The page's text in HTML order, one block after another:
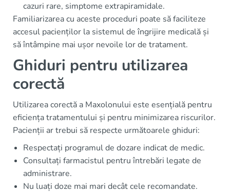
cazuri rare, simptome extrapiramidale.
Familiarizarea cu aceste proceduri poate să faciliteze
accesul pacienților la sistemul de îngrijire medicală și
să întâmpine mai ușor nevoile lor de tratament.
Ghiduri pentru utilizarea
corectă
Utilizarea corectă a Maxolonului este esențială pentru
eficiența tratamentului și pentru minimizarea riscurilor.
Pacienții ar trebui să respecte următoarele ghiduri:
Respectați programul de dozare indicat de medic.
Consultați farmacistul pentru întrebări legate de
administrare.
Nu luați doze mai mari decât cele recomandate.